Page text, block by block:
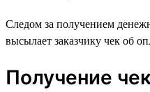
Следом за получением
высылает заказчику чек об
Получение